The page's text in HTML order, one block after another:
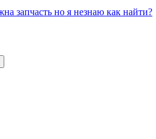
запчасть но я незнаю как найти?